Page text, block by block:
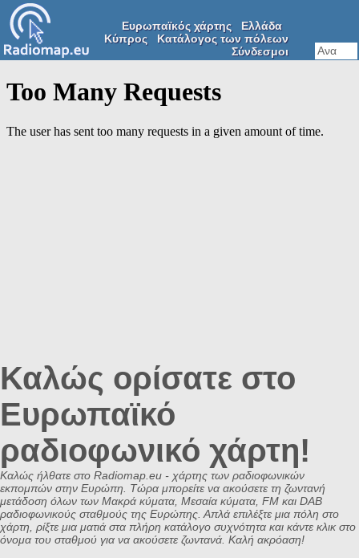
Ευρωπαϊκός χάρτης
Ελλάδα
Κύπρος
Κατάλογος των πόλεων
Σύνδεσμοι
Καλώς ορίσατε στο
Ευρωπαϊκό
ραδιοφωνικό χάρτη!
Καλώς ήλθατε στο Radiomap.eu - χάρτης των ραδιοφωνικών
εκπομπών στην Ευρώπη. Τώρα μπορείτε να ακούσετε τη ζωντανή
μετάδοση όλων των Μακρά κύματα, Μεσαία κύματα, FM και DAB
ραδιοφωνικούς σταθμούς της Ευρώπης. Απλά επιλέξτε μια πόλη στο
χάρτη, ρίξτε μια ματιά στα πλήρη κατάλογο συχνότητα και κάντε κλικ στο
όνομα του σταθμού για να ακούσετε ζωντανά. Καλή ακρόαση!